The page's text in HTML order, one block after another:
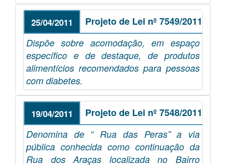
25/04/2011 Projeto de Lei nº 7549/2011
Dispõe sobre acomodação, em espaço
específico e de destaque, de produtos
alimentícios recomendados para pessoas
com diabetes.
19/04/2011 Projeto de Lei nº 7548/2011
Denomina de “ Rua das Peras” a via
pública conhecida como continuação da
Rua dos Araças localizada no Bairro